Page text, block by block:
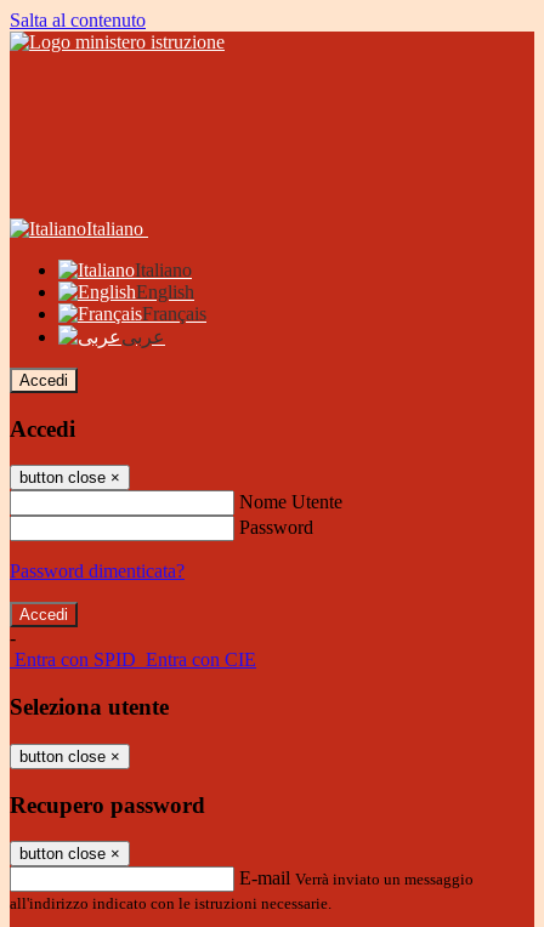
Salta al contenuto
Italiano
Italiano
English
Français
عربى
Accedi
Accedi
button close ×
Nome Utente
Password
Password dimenticata?
-
Entra con SPID Entra con CIE
Seleziona utente
button close ×
Recupero password
button close ×
E-mail Verrà inviato un messaggio
all'indirizzo indicato con le istruzioni necessarie.